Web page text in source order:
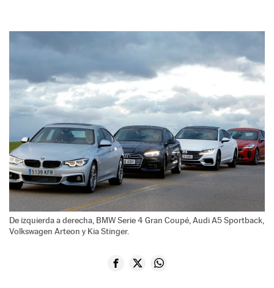
De izquierda a derecha, BMW Serie 4 Gran Coupé, Audi A5 Sportback,
Volkswagen Arteon y Kia Stinger.